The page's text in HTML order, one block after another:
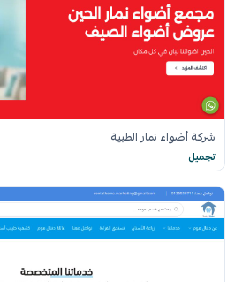
شركة أضواء نمار الطبية
تجميل